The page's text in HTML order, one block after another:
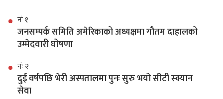
नंः १
जनसम्पर्क समिति अमेरिकाको अध्यक्षमा गौतम दाहालको
उम्मेदवारी घोषणा
नंः २
दुई वर्षपछि भेरी अस्पतालमा पुनः सुरु भयो सीटी स्क्यान
सेवा